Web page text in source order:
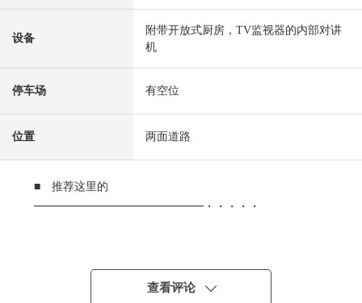
设备
附带开放式厨房，TV监视器的内部对讲
机
停车场 有空位
位置 两面道路
■ 推荐这里的
━━━━━━━━━━━━━━━・・・・・
○ 2026年3月完成新房独栋住宅
○ 有能停2台的停车位(车型限制有)
查看评论